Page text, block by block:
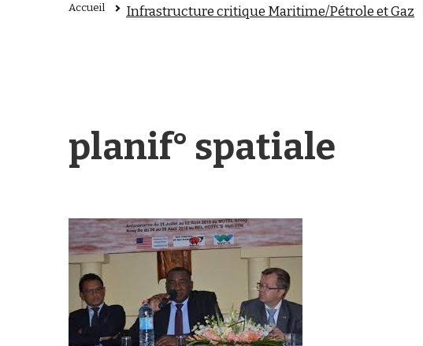
Accueil Infrastructure critique Maritime/Pétrole et Gaz
planif° spatiale